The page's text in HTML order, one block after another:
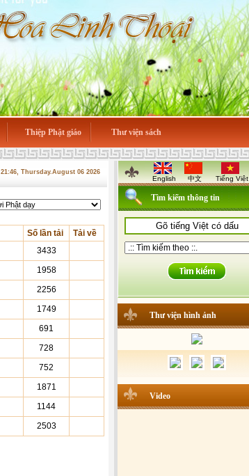
Thiệp Phật giáo Thư viện sách
21:46, Thursday.August 06 2026
Số lần tải
Tải về
3433
1958
2256
1749
691
728
752
1871
1144
2503
English 中文 Tiếng Việt
Tìm kiếm thông tin
Thư viện hình ảnh
Video